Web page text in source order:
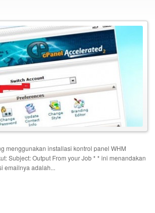
menggunakan installasi kontrol panel WHM
Subject: Output From your Job * * ini menandakan
emailnya adalah...